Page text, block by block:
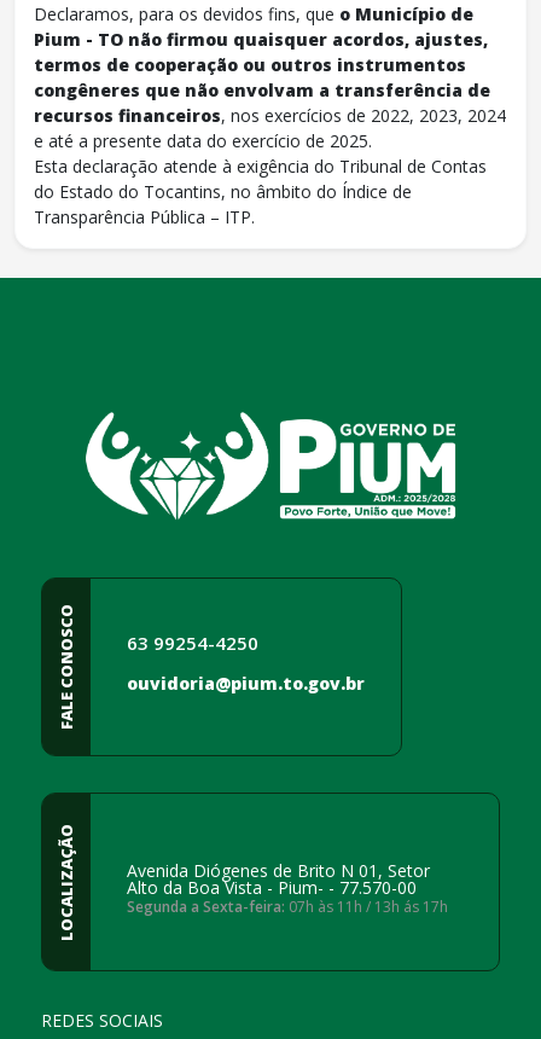
Declaramos, para os devidos fins, que o Município de
Pium - TO não firmou quaisquer acordos, ajustes,
termos de cooperação ou outros instrumentos
congêneres que não envolvam a transferência de
recursos financeiros, nos exercícios de 2022, 2023, 2024
e até a presente data do exercício de 2025.
Esta declaração atende à exigência do Tribunal de Contas
do Estado do Tocantins, no âmbito do Índice de
Transparência Pública – ITP.
FALE CONOSCO 63 99254-4250
ouvidoria@pium.to.gov.br
LOCALIZAÇÃO Avenida Diógenes de Brito N 01, Setor
Alto da Boa Vista - Pium- - 77.570-00
Segunda a Sexta-feira: 07h às 11h / 13h ás 17h
REDES SOCIAIS